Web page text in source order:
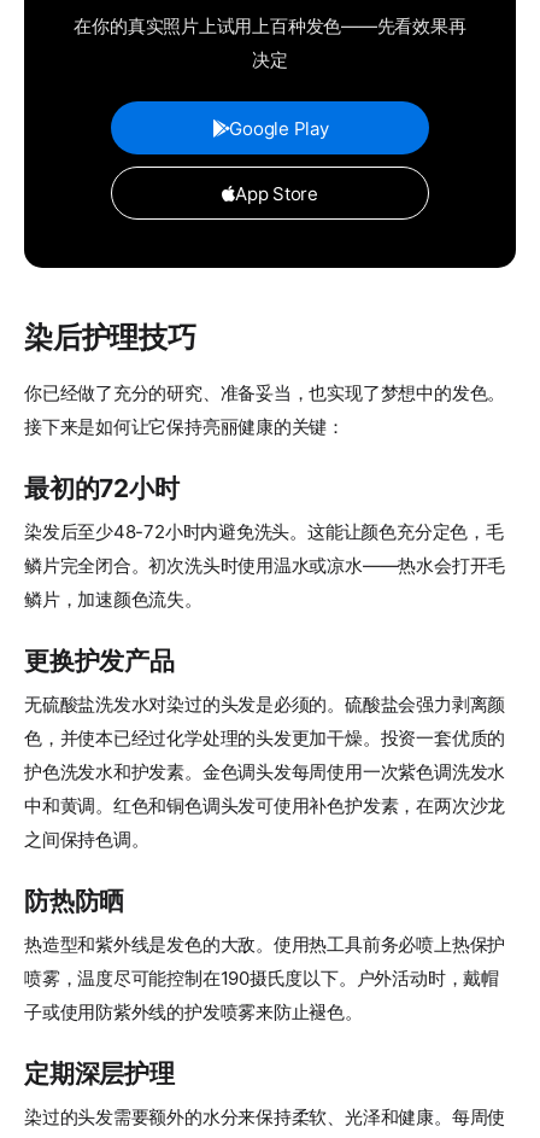
在你的真实照片上试用上百种发色——先看效果再
决定
Google Play
App Store
染后护理技巧
你已经做了充分的研究、准备妥当，也实现了梦想中的发色。
接下来是如何让它保持亮丽健康的关键：
最初的72小时
染发后至少48-72小时内避免洗头。这能让颜色充分定色，毛
鳞片完全闭合。初次洗头时使用温水或凉水——热水会打开毛
鳞片，加速颜色流失。
更换护发产品
无硫酸盐洗发水对染过的头发是必须的。硫酸盐会强力剥离颜
色，并使本已经过化学处理的头发更加干燥。投资一套优质的
护色洗发水和护发素。金色调头发每周使用一次紫色调洗发水
中和黄调。红色和铜色调头发可使用补色护发素，在两次沙龙
之间保持色调。
防热防晒
热造型和紫外线是发色的大敌。使用热工具前务必喷上热保护
喷雾，温度尽可能控制在190摄氏度以下。户外活动时，戴帽
子或使用防紫外线的护发喷雾来防止褪色。
定期深层护理
染过的头发需要额外的水分来保持柔软、光泽和健康。每周使